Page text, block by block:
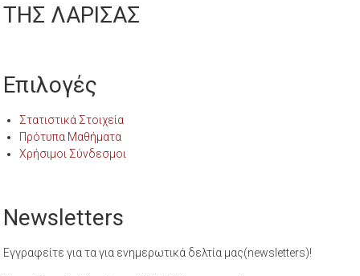
ΤΗΣ ΛΑΡΙΣΑΣ
Επιλογές
Στατιστικά Στοιχεία
Πρότυπα Μαθήματα
Χρήσιμοι Σύνδεσμοι
Newsletters
Εγγραφείτε για τα για ενημερωτικά δελτία μας(newsletters)!